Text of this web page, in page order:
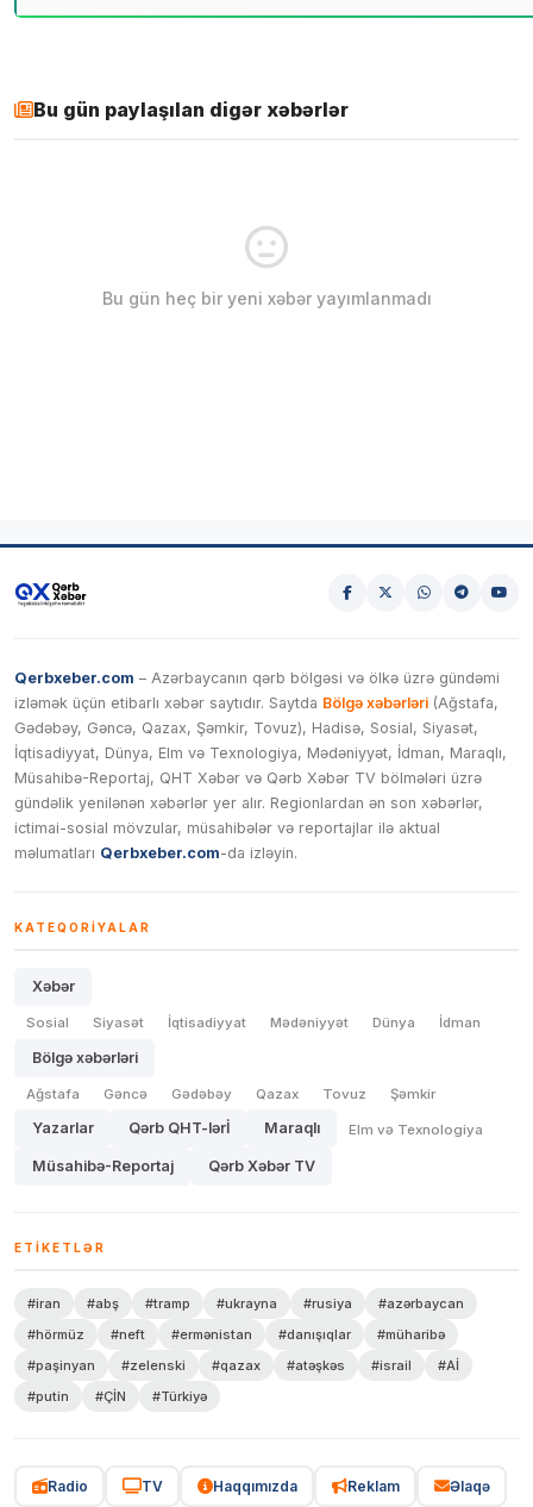
Bu gün paylaşılan digər xəbərlər
Bu gün heç bir yeni xəbər yayımlanmadı
Qerbxeber.com – Azərbaycanın qərb bölgəsi və ölkə üzrə gündəmi
izləmək üçün etibarlı xəbər saytıdır. Saytda Bölgə xəbərləri (Ağstafa,
Gədəbəy, Gəncə, Qazax, Şəmkir, Tovuz), Hadisə, Sosial, Siyasət,
İqtisadiyyat, Dünya, Elm və Texnologiya, Mədəniyyət, İdman, Maraqlı,
Müsahibə-Reportaj, QHT Xəbər və Qərb Xəbər TV bölmələri üzrə
gündəlik yenilənən xəbərlər yer alır. Regionlardan ən son xəbərlər,
ictimai-sosial mövzular, müsahibələr və reportajlar ilə aktual
məlumatları Qerbxeber.com-da izləyin.
KATEQORIYALAR
Xəbər
Sosial Siyasət İqtisadiyyat Mədəniyyət Dünya İdman
Bölgə xəbərləri
Ağstafa Gəncə Gədəbəy Qazax Tovuz Şəmkir
Yazarlar Qərb QHT-lərİ Maraqlı Elm və Texnologiya
Müsahibə-Reportaj Qərb Xəbər TV
ETIKETLƏR
#iran #abş #tramp #ukrayna #rusiya
#azərbaycan
#hörmüz
#neft #ermənistan #danışıqlar
#müharibə
#paşinyan
#zelenski #qazax #atəşkəs #israil
#Aİ
#putin
#ÇİN #Türkiyə
Radio TV Haqqımızda Reklam Əlaqə